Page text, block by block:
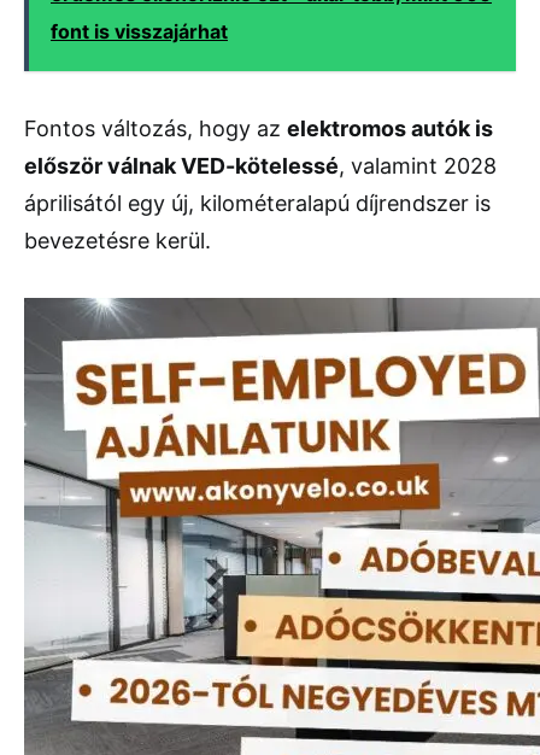
font is visszajárhat
Fontos változás, hogy az elektromos autók is
először válnak VED-kötelessé, valamint 2028
áprilisától egy új, kilométeralapú díjrendszer is
bevezetésre kerül.